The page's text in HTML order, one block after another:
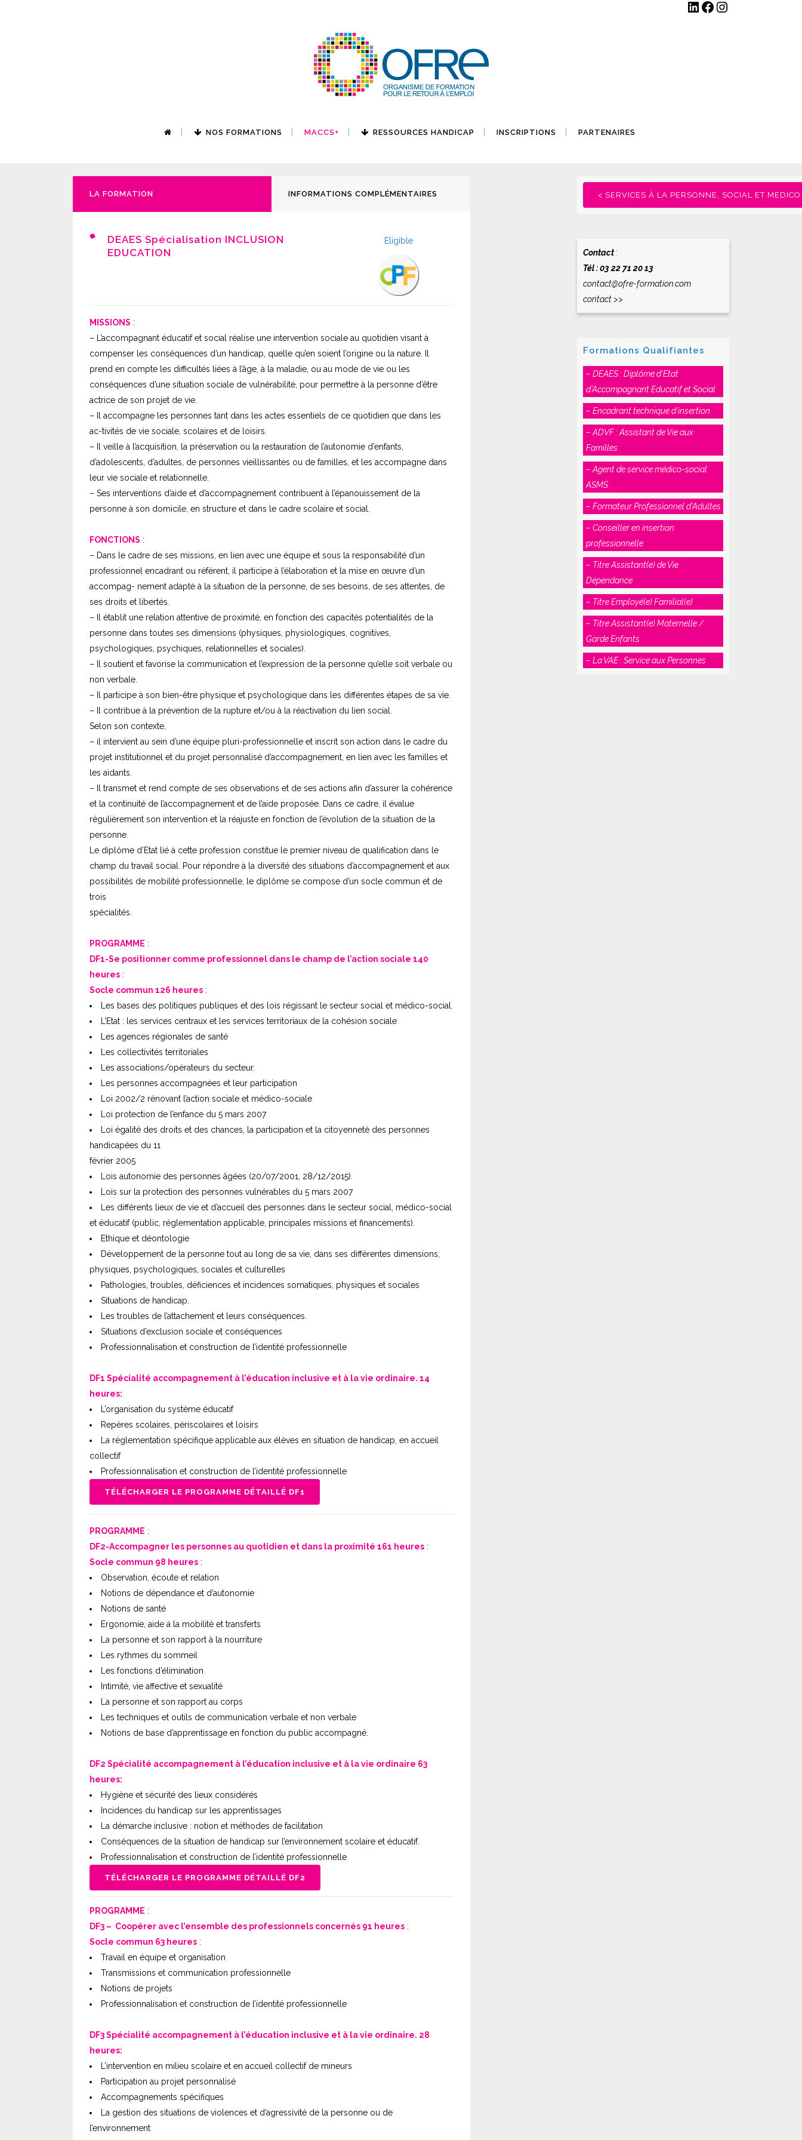
LinkedIn
Facebook
Instagram
NOS FORMATIONS MACCS+ RESSOURCES HANDICAP INSCRIPTIONS PARTENAIRES
LA FORMATION INFORMATIONS COMPLÉMENTAIRES
DEAES Spécialisation INCLUSION
EDUCATION
Eligible
MISSIONS :
– L’accompagnant éducatif et social réalise une intervention sociale au quotidien visant à
compenser les conséquences d’un handicap, quelle qu’en soient l’origine ou la nature. Il
prend en compte les difficultés liées à l’âge, à la maladie, ou au mode de vie ou les
conséquences d’une situation sociale de vulnérabilité, pour permettre à la personne d’être
actrice de son projet de vie.
– Il accompagne les personnes tant dans les actes essentiels de ce quotidien que dans les
ac-tivités de vie sociale, scolaires et de loisirs.
– Il veille à l’acquisition, la préservation ou la restauration de l’autonomie d’enfants,
d’adolescents, d’adultes, de personnes vieillissantes ou de familles, et les accompagne dans
leur vie sociale et relationnelle.
– Ses interventions d’aide et d’accompagnement contribuent à l’épanouissement de la
personne à son domicile, en structure et dans le cadre scolaire et social.
FONCTIONS :
– Dans le cadre de ses missions, en lien avec une équipe et sous la responsabilité d’un
professionnel encadrant ou référent, il participe à l’élaboration et la mise en œuvre d’un
accompag- nement adapté à la situation de la personne, de ses besoins, de ses attentes, de
ses droits et libertés.
– Il établit une relation attentive de proximité, en fonction des capacités potentialités de la
personne dans toutes ses dimensions (physiques, physiologiques, cognitives,
psychologiques, psychiques, relationnelles et sociales).
– Il soutient et favorise la communication et l’expression de la personne qu’elle soit verbale ou
non verbale.
– Il participe à son bien-être physique et psychologique dans les différentes étapes de sa vie.
– Il contribue à la prévention de la rupture et/ou à la réactivation du lien social.
Selon son contexte,
– il intervient au sein d’une équipe pluri-professionnelle et inscrit son action dans le cadre du
projet institutionnel et du projet personnalisé d’accompagnement, en lien avec les familles et
les aidants.
– Il transmet et rend compte de ses observations et de ses actions afin d’assurer la cohérence
et la continuité de l’accompagnement et de l’aide proposée. Dans ce cadre, il évalue
régulièrement son intervention et la réajuste en fonction de l’évolution de la situation de la
personne.
Le diplôme d’Etat lié à cette profession constitue le premier niveau de qualification dans le
champ du travail social. Pour répondre à la diversité des situations d’accompagnement et aux
possibilités de mobilité professionnelle, le diplôme se compose d’un socle commun et de
trois
spécialités.
PROGRAMME :
DF1-Se positionner comme professionnel dans le champ de l’action sociale 140
heures :
Socle commun 126 heures :
Les bases des politiques publiques et des lois régissant le secteur social et médico-social.
L’Etat : les services centraux et les services territoriaux de la cohésion sociale
Les agences régionales de santé
Les collectivités territoriales
Les associations/opérateurs du secteur.
Les personnes accompagnées et leur participation
Loi 2002/2 rénovant l’action sociale et médico-sociale
Loi protection de l’enfance du 5 mars 2007
Loi égalité des droits et des chances, la participation et la citoyenneté des personnes
handicapées du 11
février 2005
Lois autonomie des personnes âgées (20/07/2001, 28/12/2015).
Lois sur la protection des personnes vulnérables du 5 mars 2007
Les différents lieux de vie et d’accueil des personnes dans le secteur social, médico-social
et éducatif (public, réglementation applicable, principales missions et financements).
Ethique et déontologie
Développement de la personne tout au long de sa vie, dans ses différentes dimensions,
physiques, psychologiques, sociales et culturelles
Pathologies, troubles, déficiences et incidences somatiques, physiques et sociales
Situations de handicap.
Les troubles de l’attachement et leurs conséquences.
Situations d’exclusion sociale et conséquences
Professionnalisation et construction de l’identité professionnelle
DF1 Spécialité accompagnement à l’éducation inclusive et à la vie ordinaire. 14
heures:
L’organisation du système éducatif
Repères scolaires, périscolaires et loisirs
La réglementation spécifique applicable aux élèves en situation de handicap, en accueil
collectif
Professionnalisation et construction de l’identité professionnelle
TÉLÉCHARGER LE PROGRAMME DÉTAILLÉ DF1
PROGRAMME :
DF2-Accompagner les personnes au quotidien et dans la proximité 161 heures :
Socle commun 98 heures :
Observation, écoute et relation
Notions de dépendance et d’autonomie
Notions de santé
Ergonomie, aide à la mobilité et transferts
La personne et son rapport à la nourriture
Les rythmes du sommeil
Les fonctions d’élimination
Intimité, vie affective et sexualité
La personne et son rapport au corps
Les techniques et outils de communication verbale et non verbale
Notions de base d’apprentissage en fonction du public accompagné.
DF2 Spécialité accompagnement à l’éducation inclusive et à la vie ordinaire 63
heures:
Hygiène et sécurité des lieux considérés
Incidences du handicap sur les apprentissages
La démarche inclusive : notion et méthodes de facilitation
Conséquences de la situation de handicap sur l’environnement scolaire et éducatif.
Professionnalisation et construction de l’identité professionnelle
TÉLÉCHARGER LE PROGRAMME DÉTAILLÉ DF2
PROGRAMME :
DF3 – Coopérer avec l’ensemble des professionnels concernés 91 heures :
Socle commun 63 heures :
Travail en équipe et organisation
Transmissions et communication professionnelle
Notions de projets
Professionnalisation et construction de l’identité professionnelle
DF3 Spécialité accompagnement à l’éducation inclusive et à la vie ordinaire. 28
heures:
L’intervention en milieu scolaire et en accueil collectif de mineurs
Participation au projet personnalisé
Accompagnements spécifiques
La gestion des situations de violences et d’agressivité de la personne ou de
l’environnement
< SERVICES À LA PERSONNE, SOCIAL ET
Contact:
Tél : 03 22 71 20 13
contact@ofre-formation.com
contact >>
Formations Qualifiantes
– DEAES : Diplôme d’Etat
d’Accompagnant Educatif et Social
– Encadrant technique d’insertion
– ADVF : Assistant de Vie aux
Familles
– Agent de service médico-social
ASMS
– Formateur Professionnel d’Adultes
– Conseiller en insertion
professionnelle
– Titre Assistant(e) de Vie
Dépendance
– Titre Employé(e) Familial(e)
– Titre Assistant(e) Maternelle /
Garde Enfants
– La VAE : Service aux Personnes